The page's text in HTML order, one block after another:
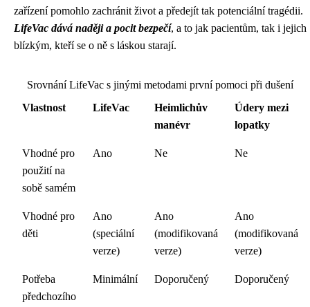
zařízení pomohlo zachránit život a předejít tak potenciální tragédii.
LifeVac dává naději a pocit bezpečí, a to jak pacientům, tak i jejich
blízkým, kteří se o ně s láskou starají.
Srovnání LifeVac s jinými metodami první pomoci při dušení
Vlastnost
LifeVac
Heimlichův
manévr
Údery mezi
lopatky
Vhodné pro
použití na
sobě samém
Ano Ne Ne
Vhodné pro
děti
Ano
(speciální
verze)
Ano
(modifikovaná
verze)
Ano
(modifikovaná
verze)
Potřeba
předchozího
Minimální Doporučený Doporučený